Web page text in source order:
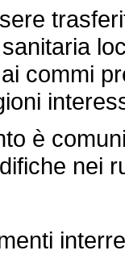
commi
è
nei